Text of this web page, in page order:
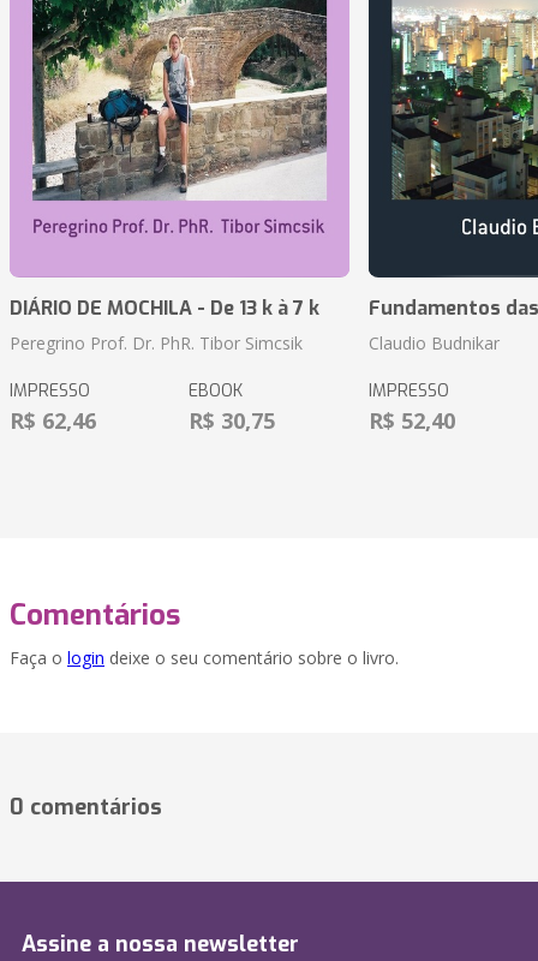
DIÁRIO DE MOCHILA - De 13 k à 7 k
Peregrino Prof. Dr. PhR. Tibor Simcsik
IMPRESSO
R$ 62,46
EBOOK
R$ 30,75
Fundamentos
Claudio Budnikar
IMPRESSO
R$ 52,40
Comentários
Faça o login deixe o seu comentário sobre o livro.
0 comentários
Assine a nossa newsletter